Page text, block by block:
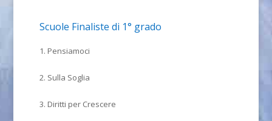
Scuole Finaliste di 1° grado
1. Pensiamoci
2. Sulla Soglia
3. Diritti per Crescere